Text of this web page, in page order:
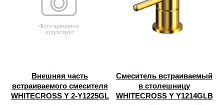
Внешняя часть
встраиваемого смесителя
WHITECROSS Y 2-Y1225GL
Смеситель встраиваемый
в столешницу
WHITECROSS Y Y1214GLB